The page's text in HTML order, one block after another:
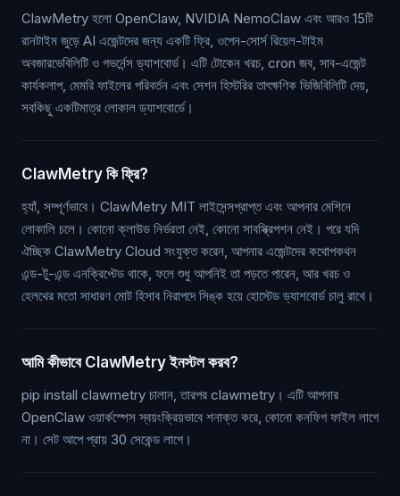
ClawMetry হলো OpenClaw, NVIDIA NemoClaw এবং আরও 15টি
রানটাইম জুড়ে AI এজেন্টদের জন্য একটি ফ্রি, ওপেন-সোর্স রিয়েল-টাইম
অবজারভেবিলিটি ও গভর্নেন্স ড্যাশবোর্ড। এটি টোকেন খরচ, cron জব, সাব-এজেন্ট
কার্যকলাপ, মেমরি ফাইলের পরিবর্তন এবং সেশন হিস্টরির তাৎক্ষণিক ভিজিবিলিটি দেয়,
সবকিছু একটিমাত্র লোকাল ড্যাশবোর্ডে।
ClawMetry কি ফ্রি?
হ্যাঁ, সম্পূর্ণভাবে। ClawMetry MIT লাইসেন্সপ্রাপ্ত এবং আপনার মেশিনে
লোকালি চলে। কোনো ক্লাউড নির্ভরতা নেই, কোনো সাবস্ক্রিপশন নেই। পরে যদি
ঐচ্ছিক ClawMetry Cloud সংযুক্ত করেন, আপনার এজেন্টদের কথোপকথন
এন্ড-টু-এন্ড এনক্রিপ্টেড থাকে, ফলে শুধু আপনিই তা পড়তে পারেন, আর খরচ ও
হেলথের মতো সাধারণ মোট হিসাব নিরাপদে সিঙ্ক হয়ে হোস্টেড ড্যাশবোর্ড চালু রাখে।
আমি কীভাবে ClawMetry ইনস্টল করব?
pip install clawmetry চালান, তারপর clawmetry। এটি আপনার
OpenClaw ওয়ার্কস্পেস স্বয়ংক্রিয়ভাবে শনাক্ত করে, কোনো কনফিগ ফাইল লাগে
না। সেট আপে প্রায় 30 সেকেন্ড লাগে।